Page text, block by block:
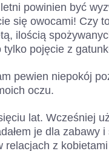
powinien być
się owocami! Czy
ilością
pojęcie z
pewien niepokój
oczu.
lat. Wcześniej
je dla zabawy
relacjach z